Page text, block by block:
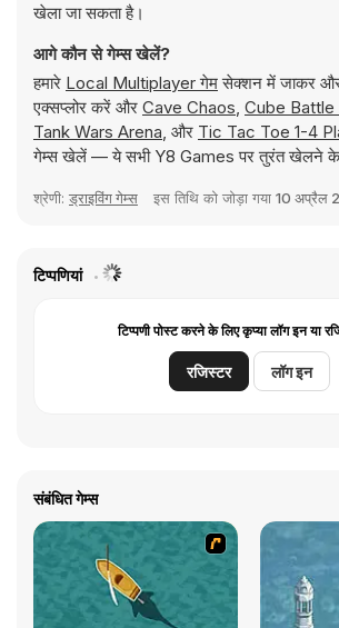
खेला जा सकता है।
आगे कौन से गेम्स खेलें?
हमारे Local Multiplayer गेमसेक्शन में जाकर और
एक्सप्लोर करें और Cave Chaos, Cube Battle
Tank Wars Arena, और Tic Tac Toe 1-4
गेम्स खेलें — ये सभी Y8 Games पर तुरंत खेलने के
श्रेणी: ड्राइविंग गेम्स इस तिथि को जोड़ा गया 10 अप्रैल
टिप्पणियां
टिप्पणी पोस्ट करने के लिए कृप्या लॉग इन या
रजिस्टर लॉग इन
संबंधित गेम्स